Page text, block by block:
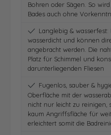
Bohren oder Sägen. So
Bades auch ohne
Langlebig &
wasserdicht und können
angebracht werden. Die
Platz für Schimmel und
darunterliegenden Fliesen
Fugenlos, sauber &
Oberfläche mit der
nicht nur leicht zu reinigen,
kaum Angriffsfläche für
erleichtert somit die